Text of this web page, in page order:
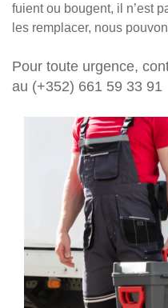
fuient ou bougent, il n’est
les remplacer, nous
Pour toute urgence,
au (+352) 661 59 33 91